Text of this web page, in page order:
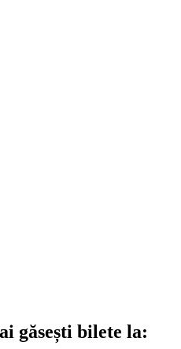
găsești bilete la: